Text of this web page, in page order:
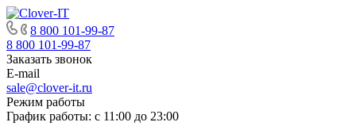
8 800 101-99-87
8 800 101-99-87
Заказать звонок
E-mail
sale@clover-it.ru
Режим работы
График работы: с 11:00 до 23:00